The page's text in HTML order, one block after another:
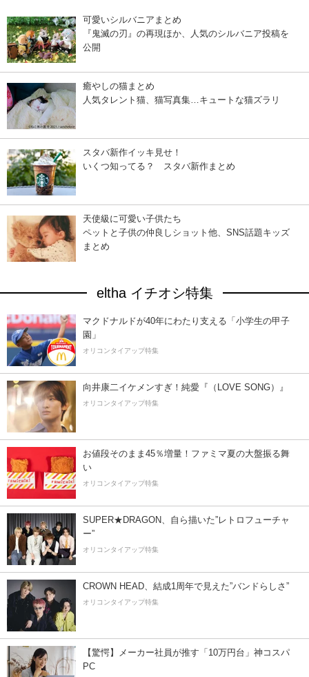
可愛いシルバニアまとめ
『鬼滅の刃』の再現ほか、人気のシルバニア投稿を
公開
癒やしの猫まとめ
人気タレント猫、猫写真集…キュートな猫ズラリ
スタバ新作イッキ見せ！
いくつ知ってる？ スタバ新作まとめ
天使級に可愛い子供たち
ペットと子供の仲良しショット他、SNS話題キッズ
まとめ
eltha イチオシ特集
マクドナルドが40年にわたり支える「小学生の甲子
園」
オリコンタイアップ特集
向井康二イケメンすぎ！純愛『（LOVE SONG）』
オリコンタイアップ特集
お値段そのまま45％増量！ファミマ夏の大盤振る舞
い
オリコンタイアップ特集
SUPER★DRAGON、自ら描いた”レトロフューチャ
ー”
オリコンタイアップ特集
CROWN HEAD、結成1周年で見えた”バンドらしさ”
オリコンタイアップ特集
【驚愕】メーカー社員が推す「10万円台」神コスパ
PC